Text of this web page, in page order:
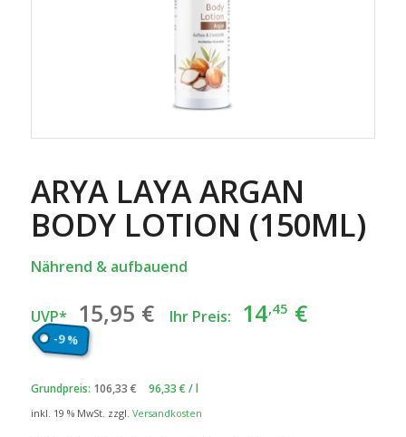
ARYA LAYA ARGAN
BODY LOTION (150ML)
Nährend & aufbauend
UVP* 15,95 € Ursprünglicher
Preis
15
Ihr Preis: 14,45 €
-9 %
Grundpreis: 106,33 € 96,33 € /l
inkl. 19 % MwSt. zzgl. Versandkosten